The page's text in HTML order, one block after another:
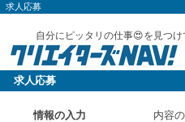
求人応募
自分にピッタリの仕事😍を見つ
求人応募
情報の入力 内容